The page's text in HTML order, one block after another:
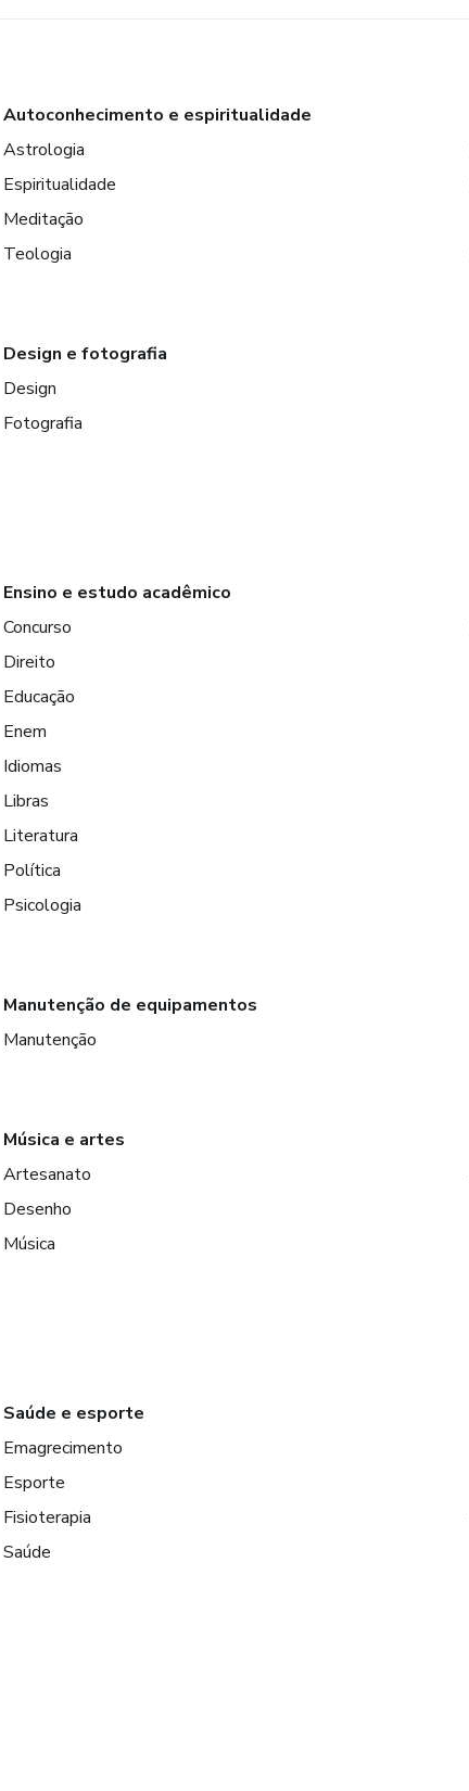
Autoconhecimento e espiritualidade
Astrologia
Espiritualidade
Meditação
Teologia
Design e fotografia
Design
Fotografia
Ensino e estudo acadêmico
Concurso
Direito
Educação
Enem
Idiomas
Libras
Literatura
Política
Psicologia
Manutenção de equipamentos
Manutenção
Música e artes
Artesanato
Desenho
Música
Saúde e esporte
Emagrecimento
Esporte
Fisioterapia
Saúde